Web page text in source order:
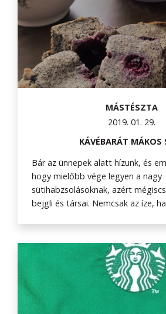
MÁSTÉSZTA
2019. 01. 29.
KÁVÉBARÁT MÁKOS
Bár az ünnepek alatt hízunk, és
hogy mielőbb vége legyen a nagy
sütihabzsolásoknak, azért
bejgli és társai. Nemcsak az íze,